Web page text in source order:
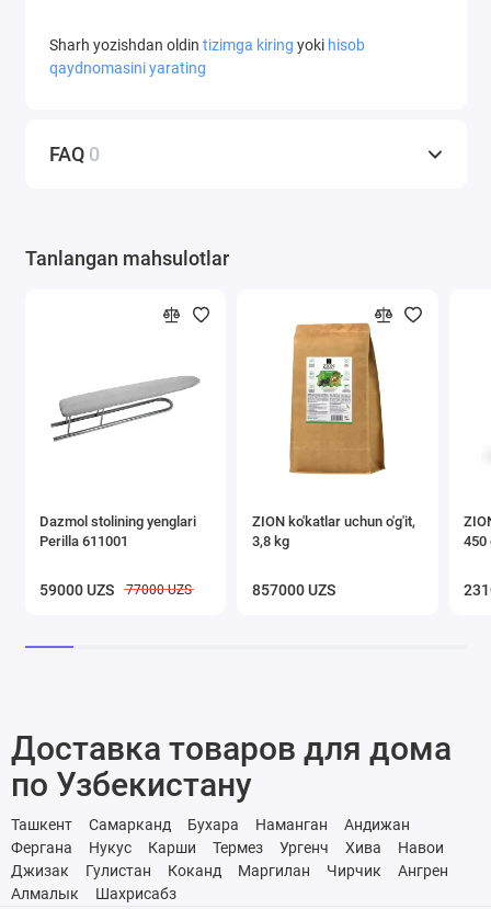
Sharh yozishdan oldin tizimga kiring yoki hisob
qaydnomasini yarating
FAQ 0
Tanlangan mahsulotlar
Dazmol stolining yenglari
Perilla 611001
59000 UZS 77000 UZS
ZION ko'katlar uchun o'g'it,
3,8 kg
857000 UZS
450
Доставка товаров для дома
по Узбекистану
Ташкент Самарканд Бухара Наманган
Андижан
Фергана
Нукус Карши Термез Ургенч Хива
Навои
Джизак
Гулистан Коканд Маргилан Чирчик
Ангрен
Алмалык
Шахрисабз